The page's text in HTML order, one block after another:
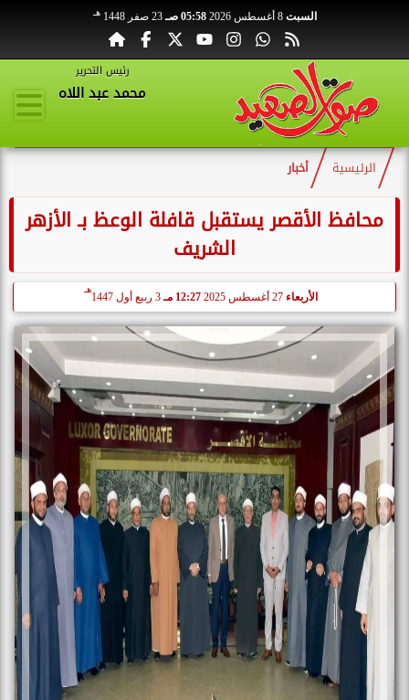
السبت 8 أغسطس 2026 05:58 صـ 23 صفر 1448 هـ
رئيس التحرير
محمد عبد اللاه
الرئيسية أخبار
محافظ الأقصر يستقبل قافلة الوعظ بـ الأزهر
الشريف
الأربعاء 12:27 مـ 3 ربيع أول 1447
هـ